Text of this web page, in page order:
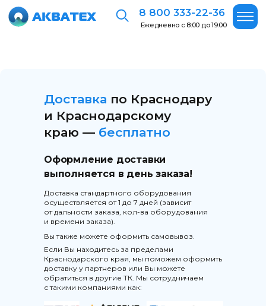
8 800 333-22-36
Ежедневно с 8:00 до 19:00
Доставка по Краснодару
и Краснодарскому
краю — бесплатно
Оформление доставки
выполняется в день заказа!
Доставка стандартного оборудования
осуществляется от 1 до 7 дней (зависит
от дальности заказа, кол-ва оборудования
и времени заказа).
Вы также можете оформить самовывоз.
Если Вы находитесь за пределами
Краснодарского края, мы поможем оформить
доставку у партнеров или Вы можете
обратиться в другие ТК. Мы сотрудничаем
с такими компаниями как: